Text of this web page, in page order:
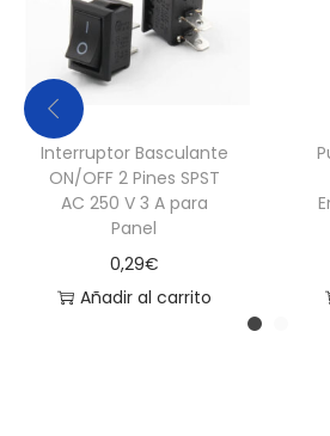
Interruptor Basculante
ON/OFF 2 Pines SPST
AC 250 V 3 A para
Panel
0,29€
Añadir al carrito